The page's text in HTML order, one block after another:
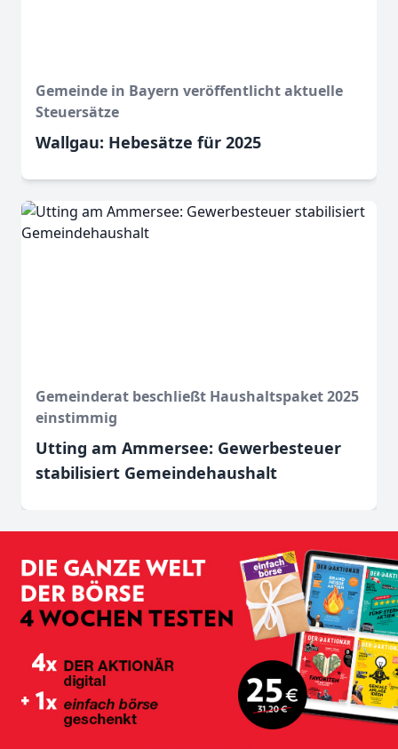
Gemeinde in Bayern veröffentlicht aktuelle
Steuersätze
Wallgau: Hebesätze für 2025
Gemeinderat beschließt Haushaltspaket 2025
einstimmig
Utting am Ammersee: Gewerbesteuer
stabilisiert Gemeindehaushalt